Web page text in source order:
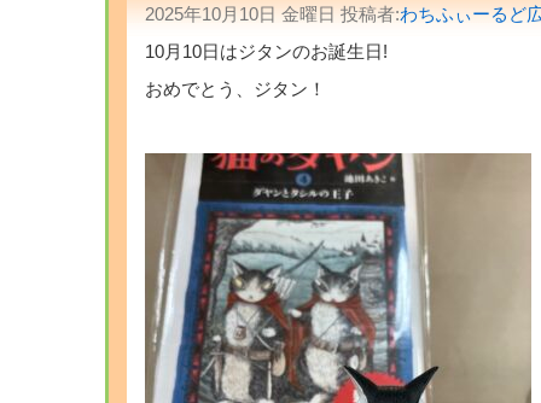
2025年10月10日 金曜日 投稿者:わちふぃーるど
10月10日はジタンのお誕生日!
おめでとう、ジタン！